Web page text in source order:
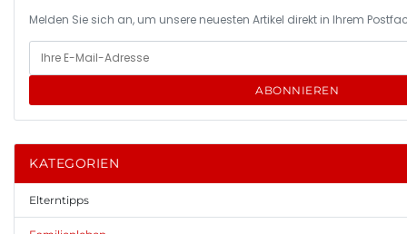
Melden Sie sich an, um unsere neuesten Artikel direkt in Ihrem
ABONNIEREN
KATEGORIEN
Elterntipps